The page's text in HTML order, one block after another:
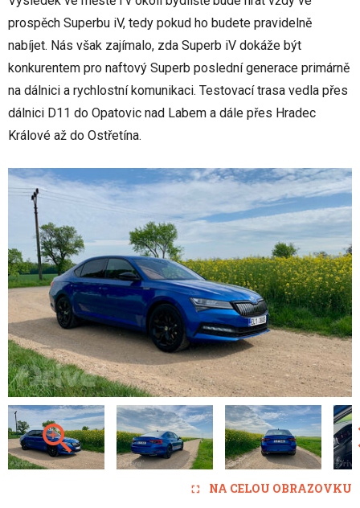
prospěch Superbu iV, tedy pokud ho budete pravidelně
nabíjet. Nás však zajímalo, zda Superb iV dokáže být
konkurentem pro naftový Superb poslední generace primárně
na dálnici a rychlostní komunikaci. Testovací trasa vedla přes
dálnici D11 do Opatovic nad Labem a dále přes Hradec
Králové až do Ostřetína.
NA CELOU OBRAZOVKU